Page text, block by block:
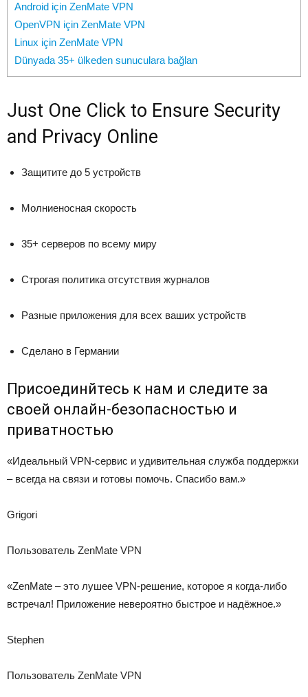
Android için ZenMate VPN
OpenVPN için ZenMate VPN
Linux için ZenMate VPN
Dünyada 35+ ülkeden sunuculara bağlan
Just One Click to Ensure Security
and Privacy Online
Защитите до 5 устройств
Молниеносная скорость
35+ серверов по всему миру
Строгая политика отсутствия журналов
Разные приложения для всех ваших устройств
Сделано в Германии
Присоединйтесь к нам и следите за
своей онлайн-безопасностью и
приватностью
«Идеальный VPN-сервис и удивительная служба поддержки
– всегда на связи и готовы помочь. Спасибо вам.»
Grigori
Пользователь ZenMate VPN
«ZenMate – это лушее VPN-решение, которое я когда-либо
встречал! Приложение невероятно быстрое и надёжное.»
Stephen
Пользователь ZenMate VPN